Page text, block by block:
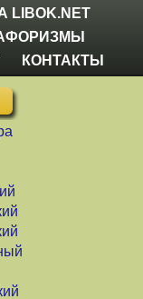
КОНТАКТЫ